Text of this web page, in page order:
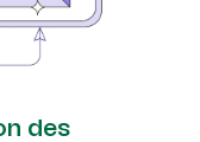
des